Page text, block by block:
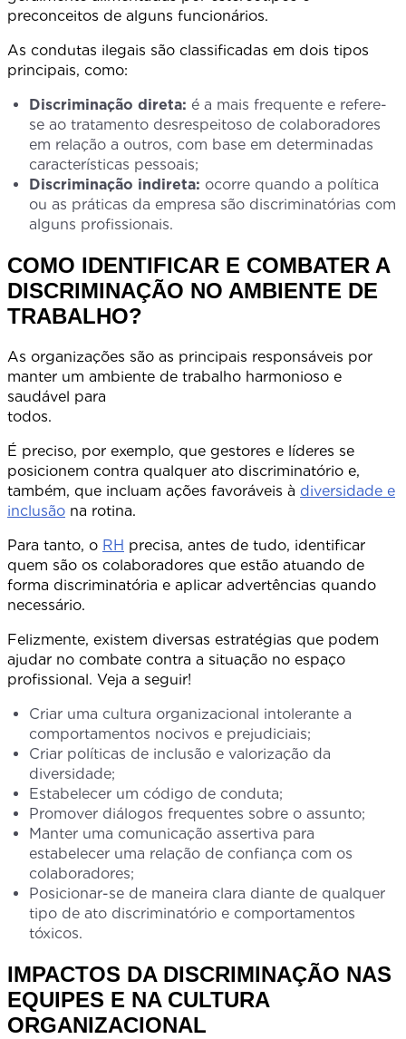
preconceitos de alguns funcionários.
As condutas ilegais são classificadas em dois tipos
principais, como:
Discriminação direta: é a mais frequente e refere-
se ao tratamento desrespeitoso de colaboradores
em relação a outros, com base em determinadas
características pessoais;
Discriminação indireta: ocorre quando a política
ou as práticas da empresa são discriminatórias com
alguns profissionais.
COMO IDENTIFICAR E COMBATER A
DISCRIMINAÇÃO NO AMBIENTE DE
TRABALHO?
As organizações são as principais responsáveis por
manter um ambiente de trabalho harmonioso e
saudável para
É preciso, por exemplo, que gestores e líderes se
posicionem contra qualquer ato discriminatório e,
também, que incluam ações favoráveis à diversidade e
inclusão na rotina.
Para tanto, o RH precisa, antes de tudo, identificar
quem são os colaboradores que estão atuando de
forma discriminatória e aplicar advertências quando
Felizmente, existem diversas estratégias que podem
ajudar no combate contra a situação no espaço
profissional. Veja a seguir!
Criar uma cultura organizacional intolerante a
comportamentos nocivos e prejudiciais;
Criar políticas de inclusão e valorização da
diversidade;
Estabelecer um código de conduta;
Promover diálogos frequentes sobre o assunto;
Manter uma comunicação assertiva para
estabelecer uma relação de confiança com os
colaboradores;
Posicionar-se de maneira clara diante de qualquer
tipo de ato discriminatório e comportamentos
tóxicos.
IMPACTOS DA DISCRIMINAÇÃO NAS
EQUIPES E NA CULTURA
ORGANIZACIONAL